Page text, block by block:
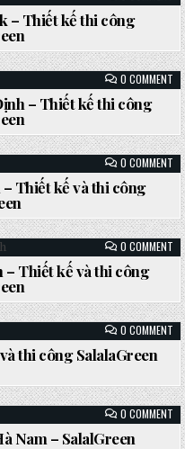
–
KẾ
– Thiết kế thi công
0 COMMENTON
BỘ
–
KẾ
– Thiết kế thi công
0 COMMENTON
BỘ
–
KẾ
VÀ
– Thiết kế và thi công
0 COMMENTON
–
KẾ
VÀ
– Thiết kế và thi công
0 COMMENTON
KẾ
VÀ
thi công SalalaGreen
0 COMMENTON
Nam – SalalGreen